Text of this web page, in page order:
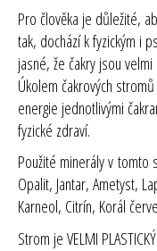
Pro člověka je důležité,
tak, dochází k fyzickým i
jasné, že čakry jsou
Úkolem čakrových
energie jednotlivými
fyzické zdraví.
Použité minerály v tomto
Opalit, Jantar, Ametyst,
Karneol, Citrín, Korál
Strom je VELMI